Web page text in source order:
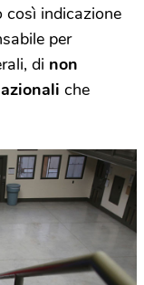
indicazione
per
di non
che